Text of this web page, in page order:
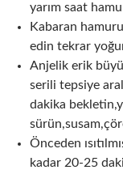
yarım saat
Kabaran
edin tekrar
Anjelik erik
serili tepsiye
dakika
Önceden
kadar 20-25